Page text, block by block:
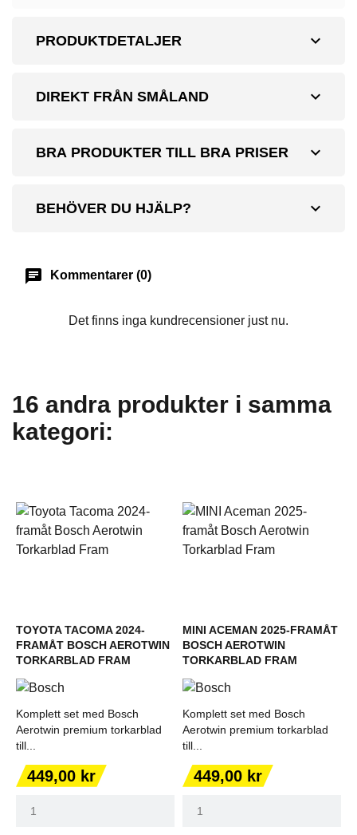
expand_more
PRODUKTDETALJER
expand_more
DIREKT FRÅN SMÅLAND
expand_more
BRA PRODUKTER TILL BRA PRISER
expand_more
BEHÖVER DU HJÄLP?
chat Kommentarer (0)
Det finns inga kundrecensioner just nu.
16 andra produkter i samma
kategori:
TOYOTA TACOMA 2024-
FRAMÅT BOSCH AEROTWIN
TORKARBLAD FRAM
Komplett set med Bosch
Aerotwin premium torkarblad
till...
Pris
449,00 kr
MINI ACEMAN 2025-FRAMÅT
BOSCH AEROTWIN
TORKARBLAD FRAM
Komplett set med Bosch
Aerotwin premium torkarblad
till...
Pris
449,00 kr